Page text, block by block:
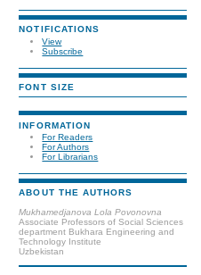
NOTIFICATIONS
View
Subscribe
FONT SIZE
INFORMATION
For Readers
For Authors
For Librarians
ABOUT THE AUTHORS
Mukhamedjanova Lola Povonovna
Associate Professors of Social Sciences
department Bukhara Engineering and
Technology Institute
Uzbekistan